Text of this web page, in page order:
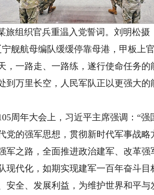
旅组织官兵重温入党誓词。刘明松摄
航母编队缓缓停靠母港，甲板上
，一路走、一路练，遂行使命任务的
万里长空，人民军队正以更强大的
年大会上，习近平主席强调：“强
党的强军思想，贯彻新时代军事战
军之路，全面推进政治建军、改革
现代化，如期实现建军一百年奋斗
安全、发展利益，为维护世界和平与